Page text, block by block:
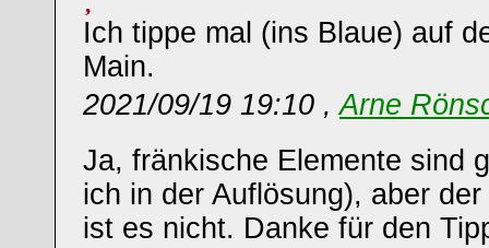
Ich tippe mal (ins Blaue) auf
Main.
2021/09/19 19:10 ,Arne
Ja, fränkische Elemente sind
ich in der Auflösung), aber
ist es nicht. Danke für den